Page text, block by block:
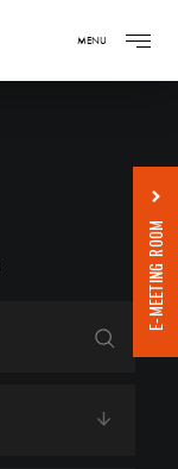
MENU
E-MEETING ROOM